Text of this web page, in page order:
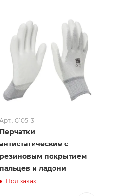
Арт.: G105-3
Перчатки
антистатические с
резиновым покрытием
пальцев и ладони
Под заказ